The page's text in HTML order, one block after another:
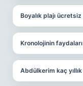
Boyalık plajı ücretsiz
Kronolojinin
Abdülkerim kaç